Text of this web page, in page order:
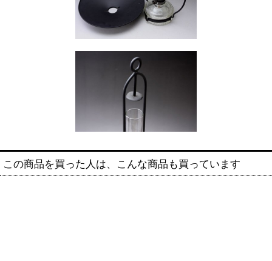
この商品を買った人は、こんな商品も買っています